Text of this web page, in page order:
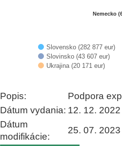
Nemecko
Nemecko
Slovensko (282 877 eur)
Slovinsko (43 607 eur)
Ukrajina (20 171 eur)
Popis:
Podpora
Dátum vydania: 12. 12. 2022
Dátum
modifikácie:
25. 07. 2023